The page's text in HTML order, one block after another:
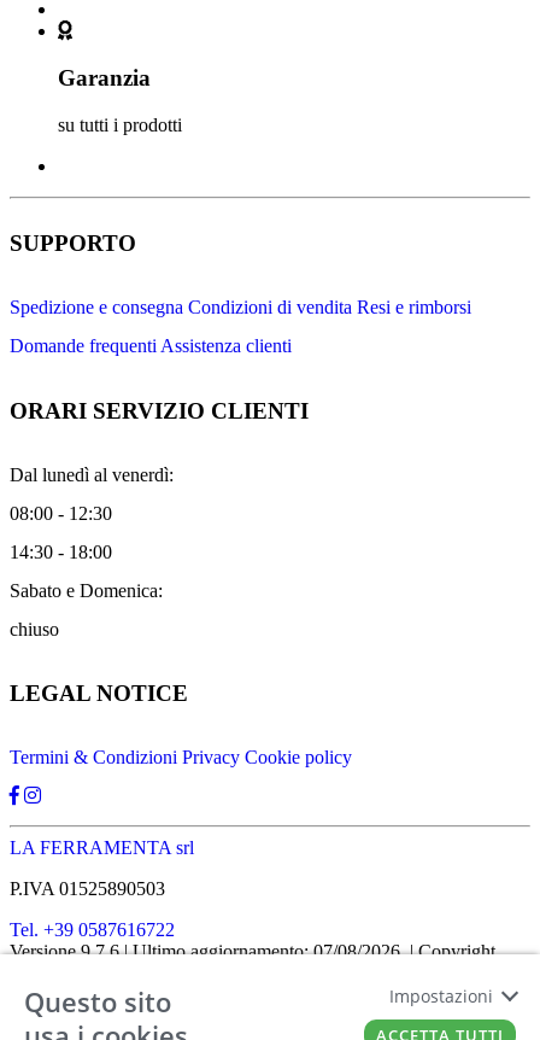
Garanzia
su tutti i prodotti
SUPPORTO
Spedizione e consegna Condizioni di vendita Resi e rimborsi
Domande frequenti Assistenza clienti
ORARI SERVIZIO CLIENTI
Dal lunedì al venerdì:
08:00 - 12:30
14:30 - 18:00
Sabato e Domenica:
chiuso
LEGAL NOTICE
Termini & Condizioni Privacy Cookie policy
LA FERRAMENTA srl
P.IVA 01525890503
Tel. +39 0587616722
Versione 9.7.6 | Ultimo aggiornamento: 07/08/2026 | Copyright
Home| Chi siamo| Approfondimenti
FATTO CON IL
DA EUROBUSINESS
Questo sito
Impostazioni
ACCETTA TUTTI